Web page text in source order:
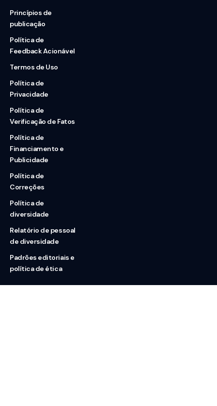
Princípios de
publicação
Política de
Feedback Acionável
Termos de Uso
Política de
Privacidade
Política de
Verificação de Fatos
Política de
Financiamento e
Publicidade
Política de
Correções
Política de
diversidade
Relatório de pessoal
de diversidade
Padrões editoriais e
política de ética